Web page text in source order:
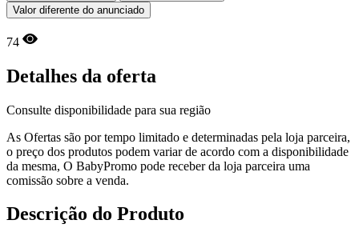
Valor diferente do anunciado
74
Detalhes da oferta
Consulte disponibilidade para sua região
As Ofertas são por tempo limitado e determinadas pela loja parceira,
o preço dos produtos podem variar de acordo com a disponibilidade
da mesma, O BabyPromo pode receber da loja parceira uma
comissão sobre a venda.
Descrição do Produto